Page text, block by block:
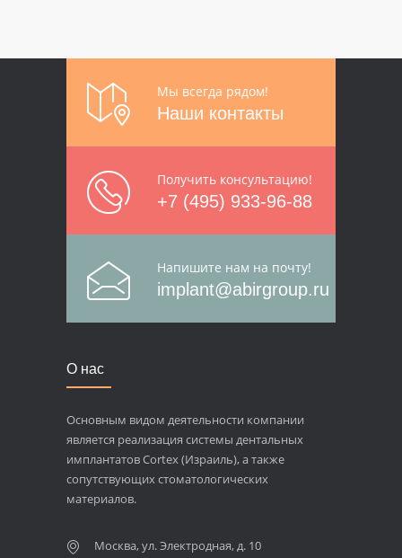
Мы всегда рядом!
Наши контакты
Получить консультацию!
+7 (495) 933-96-88
Напишите нам на почту!
implant@abirgroup.ru
О нас
Основным видом деятельности компании
является реализация системы дентальных
имплантатов Cortex (Израиль), а также
сопутствующих стоматологических
материалов.
Москва, ул. Электродная, д. 10